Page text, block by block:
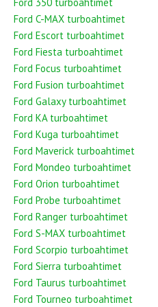
Ford C-MAX turboahtimet
Ford Escort turboahtimet
Ford Fiesta turboahtimet
Ford Focus turboahtimet
Ford Fusion turboahtimet
Ford Galaxy turboahtimet
Ford KA turboahtimet
Ford Kuga turboahtimet
Ford Maverick turboahtimet
Ford Mondeo turboahtimet
Ford Orion turboahtimet
Ford Probe turboahtimet
Ford Ranger turboahtimet
Ford S-MAX turboahtimet
Ford Scorpio turboahtimet
Ford Sierra turboahtimet
Ford Taurus turboahtimet
Ford Tourneo turboahtimet